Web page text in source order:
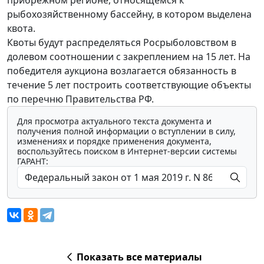
рыбохозяйственному бассейну, в котором выделена
квота.
Квоты будут распределяться Росрыболовством в
долевом соотношении с закреплением на 15 лет. На
победителя аукциона возлагается обязанность в
течение 5 лет построить соответствующие объекты
по перечню Правительства РФ.
Для просмотра актуального текста документа и
получения полной информации о вступлении в силу,
изменениях и порядке применения документа,
воспользуйтесь поиском в Интернет-версии системы
ГАРАНТ:
Показать все материалы